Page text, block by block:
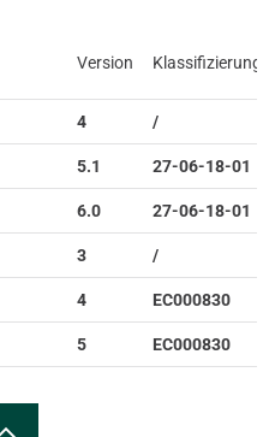
Version Klassifizierung
4 /
5.1 27-06-18-01
6.0 27-06-18-01
3 /
4 EC000830
5 EC000830